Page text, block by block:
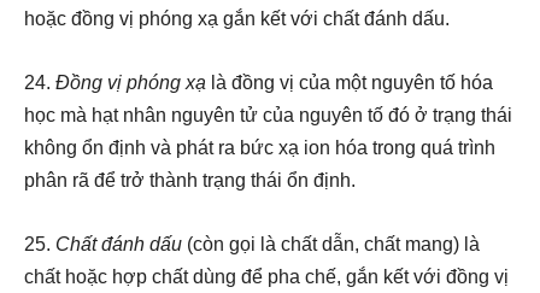
hoặc đồng vị phóng xạ gắn kết với chất đánh dấu.
24. Đồng vị phóng xạ là đồng vị của một nguyên tố hóa
học mà hạt nhân nguyên tử của nguyên tố đó ở trạng thái
không ổn định và phát ra bức xạ ion hóa trong quá trình
phân rã để trở thành trạng thái ổn định.
25. Chất đánh dấu (còn gọi là chất dẫn, chất mang) là
chất hoặc hợp chất dùng để pha chế, gắn kết với đồng vị